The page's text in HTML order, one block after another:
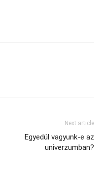
Next article
Egyedül vagyunk-e az
univerzumban?